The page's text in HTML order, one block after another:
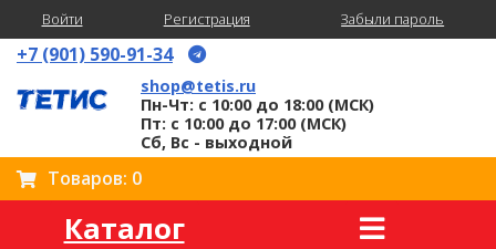
Войти Регистрация Забыли пароль
+7 (901) 590-91-34
shop@tetis.ru
Пн-Чт: с 10:00 до 18:00 (МСК)
Пт: с 10:00 до 17:00 (МСК)
Сб, Вс - выходной
Товаров: 0
Каталог